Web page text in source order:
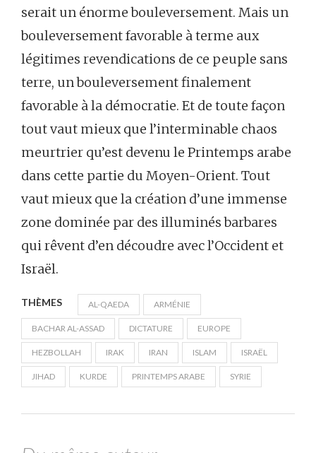
serait un énorme bouleversement. Mais un
bouleversement favorable à terme aux
légitimes revendications de ce peuple sans
terre, un bouleversement finalement
favorable à la démocratie. Et de toute façon
tout vaut mieux que l’interminable chaos
meurtrier qu’est devenu le Printemps arabe
dans cette partie du Moyen-Orient. Tout
vaut mieux que la création d’une immense
zone dominée par des illuminés barbares
qui rêvent d’en découdre avec l’Occident et
Israël.
THÈMES AL-QAEDA ARMÉNIE
BACHAR AL-ASSAD DICTATURE EUROPE
HEZBOLLAH IRAK IRAN ISLAM ISRAËL
JIHAD KURDE PRINTEMPS ARABE SYRIE